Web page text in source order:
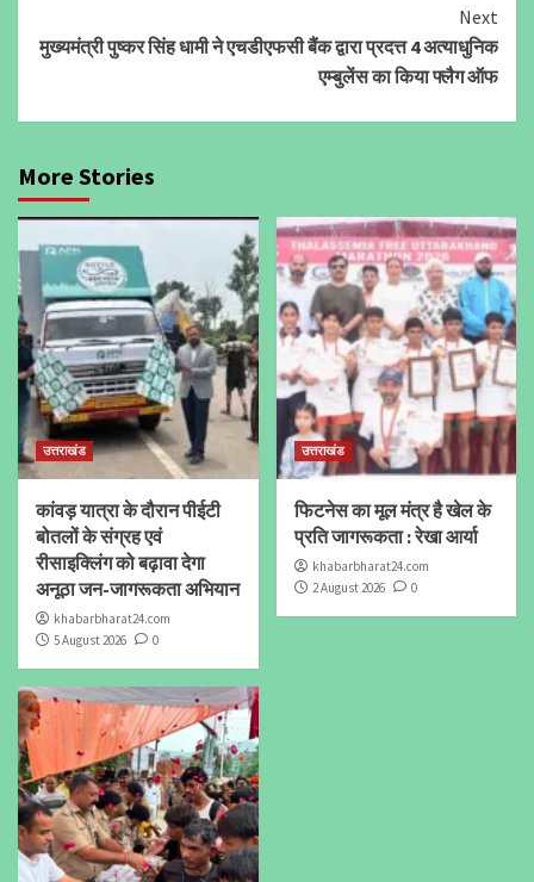
Next
मुख्यमंत्री पुष्कर सिंह धामी ने एचडीएफसी बैंक द्वारा प्रदत्त 4 अत्याधुनिक
एम्बुलेंस का किया फ्लैग ऑफ
More Stories
उत्तराखंड
कांवड़ यात्रा के दौरान पीईटी
बोतलों के संग्रह एवं
रीसाइक्लिंग को बढ़ावा देगा
अनूठा जन-जागरूकता अभियान
khabarbharat24.com
5 August 2026
0
उत्तराखंड
फिटनेस का मूल मंत्र है खेल के
प्रति जागरूकता : रेखा आर्या
khabarbharat24.com
2 August 2026
0